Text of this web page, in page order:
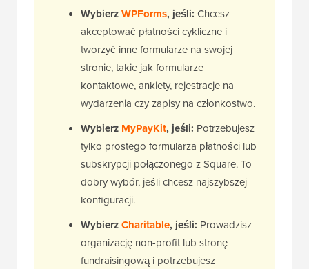
WybierzWPForms, jeśli: Chcesz
akceptować płatności cykliczne i
tworzyć inne formularze na swojej
stronie, takie jak formularze
kontaktowe, ankiety, rejestracje na
wydarzenia czy zapisy na członkostwo.
Wybierz MyPayKit, jeśli: Potrzebujesz
tylko prostego formularza płatności lub
subskrypcji połączonego z Square. To
dobry wybór, jeśli chcesz najszybszej
konfiguracji.
WybierzCharitable, jeśli: Prowadzisz
organizację non-profit lub stronę
fundraisingową i potrzebujesz